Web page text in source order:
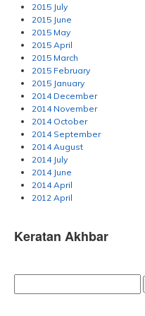
2015 July
2015 June
2015 May
2015 April
2015 March
2015 February
2015 January
2014 December
2014 November
2014 October
2014 September
2014 August
2014 July
2014 June
2014 April
2012 April
Keratan Akhbar